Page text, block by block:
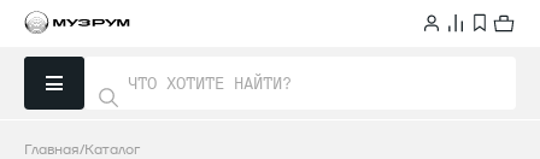
Главная Каталог